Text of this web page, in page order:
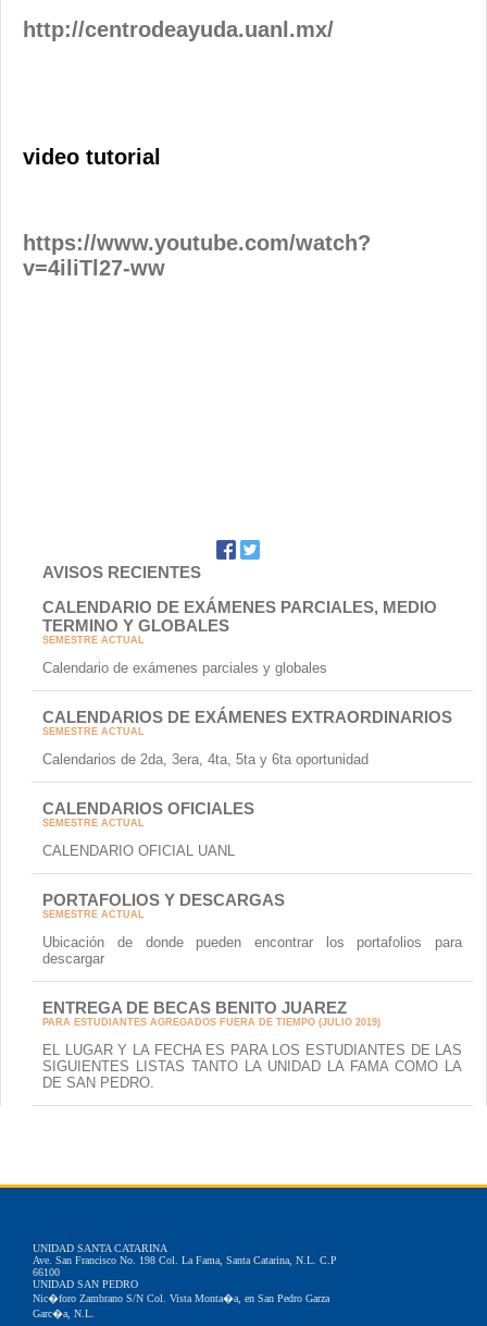
http://centrodeayuda.uanl.mx/
video tutorial
https://www.youtube.com/watch?
v=4iliTl27-ww
AVISOS RECIENTES
CALENDARIO DE EXÁMENES PARCIALES, MEDIO
TERMINO Y GLOBALES
SEMESTRE ACTUAL
Calendario de exámenes parciales y globales
CALENDARIOS DE EXÁMENES EXTRAORDINARIOS
SEMESTRE ACTUAL
Calendarios de 2da, 3era, 4ta, 5ta y 6ta oportunidad
CALENDARIOS OFICIALES
SEMESTRE ACTUAL
CALENDARIO OFICIAL UANL
PORTAFOLIOS Y DESCARGAS
SEMESTRE ACTUAL
Ubicación de donde pueden encontrar los portafolios para
descargar
ENTREGA DE BECAS BENITO JUAREZ
PARA ESTUDIANTES AGREGADOS FUERA DE TIEMPO (JULIO 2019)
EL LUGAR Y LA FECHA ES PARA LOS ESTUDIANTES DE LAS
SIGUIENTES LISTAS TANTO LA UNIDAD LA FAMA COMO LA
DE SAN PEDRO.
UNIDAD SANTA CATARINA
Ave. San Francisco No. 198 Col. La Fama, Santa Catarina, N.L. C.P
66100
UNIDAD SAN PEDRO
Nic�foro Zambrano S/N Col. Vista Monta�a, en San Pedro Garza
Garc�a, N.L.